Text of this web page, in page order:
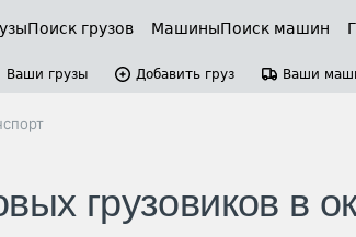
Поиск грузов МашиныПоиск машин
Ваши грузы Добавить груз Ваши
грузовиков в